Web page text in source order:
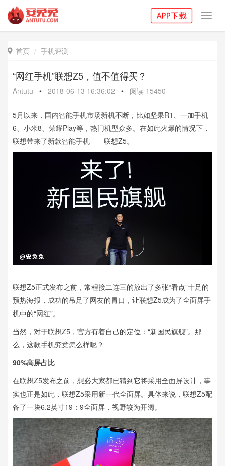
 首页 手机评测
“网红手机”联想Z5，值不值得买？
Antutu • 2018-06-13 16:36:02 • 阅读 15450
5月以来，国内智能手机市场新机不断，比如坚果R1、一加手机
6、小米8、荣耀Play等，热门机型众多。在如此火爆的情况下，
联想带来了新款智能手机——联想Z5。
联想Z5正式发布之前，常程接二连三的放出了多张“看点”十足的
预热海报，成功的吊足了网友的胃口，让联想Z5成为了全面屏手
机中的“网红”。
当然，对于联想Z5，官方有着自己的定位：“新国民旗舰”。那
么，这款手机究竟怎么样呢？
90%高屏占比
在联想Z5发布之前，想必大家都已猜到它将采用全面屏设计，事
实也正是如此，联想Z5采用新一代全面屏。具体来说，联想Z5配
备了一块6.2英寸19：9全面屏，视野较为开阔。